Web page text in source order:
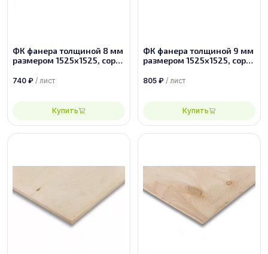
ФК фанера толщиной 8 мм
размером 1525х1525, сорт
740 ₽ / лист
Купить
ФК фанера толщиной 9 мм
размером 1525х1525, сорт
805 ₽ / лист
Купить